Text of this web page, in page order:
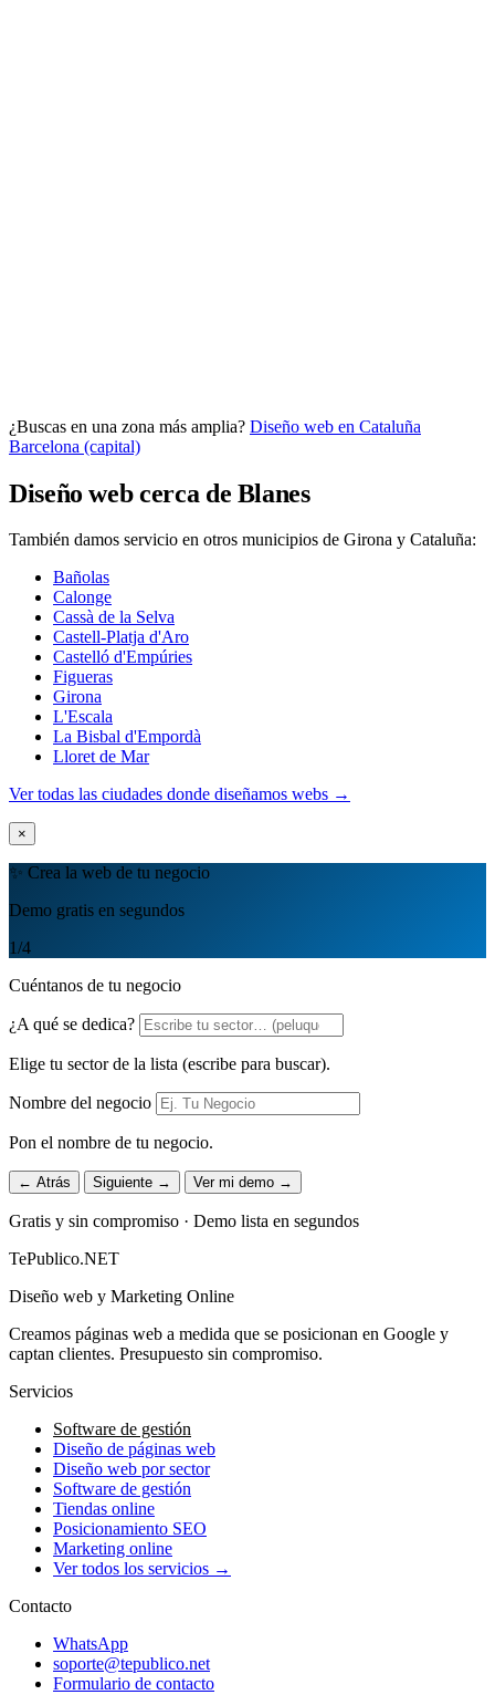
Quiero mi panel
¿Buscas en una zona más amplia? Diseño web en Cataluña
Barcelona (capital)
Diseño web cerca de Blanes
También damos servicio en otros municipios de Girona y Cataluña:
Bañolas
Calonge
Cassà de la Selva
Castell-Platja d'Aro
Castelló d'Empúries
Figueras
Girona
L'Escala
La Bisbal d'Empordà
Lloret de Mar
Ver todas las ciudades donde diseñamos webs →
×
✨ Crea la web de tu negocio
Demo gratis en segundos
1/4
Cuéntanos de tu negocio
¿A qué se dedica?
Elige tu sector de la lista (escribe para buscar).
Nombre del negocio
Pon el nombre de tu negocio.
← Atrás Siguiente → Ver mi demo →
Gratis y sin compromiso · Demo lista en segundos
TePublico.NET
Diseño web y Marketing Online
Creamos páginas web a medida que se posicionan en Google y
captan clientes. Presupuesto sin compromiso.
Servicios
Software de gestión
Diseño de páginas web
Diseño web por sector
Software de gestión
Tiendas online
Posicionamiento SEO
Marketing online
Ver todos los servicios →
Contacto
WhatsApp
soporte@tepublico.net
Formulario de contacto